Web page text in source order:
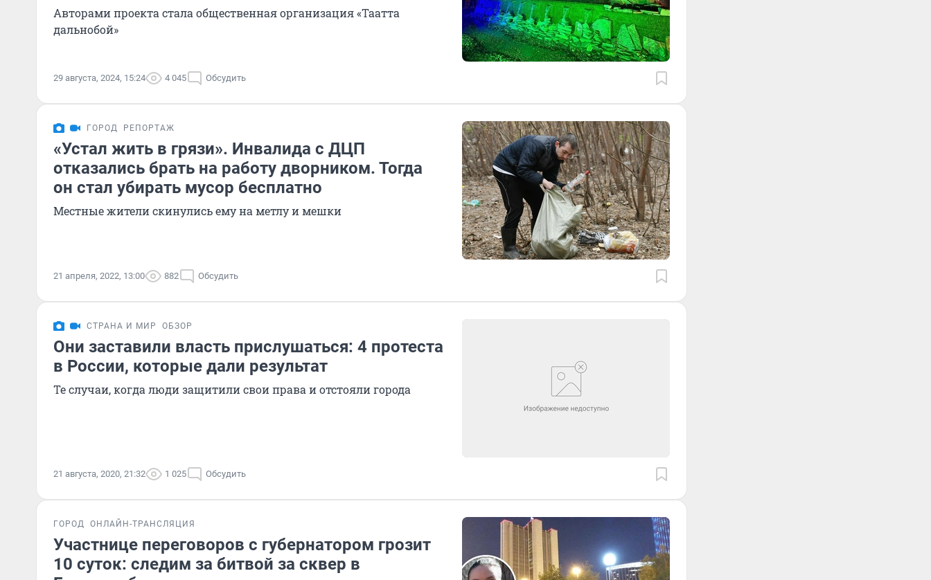
Авторами проекта стала общественная организация «Таатта
дальнобой»
29 августа, 2024, 15:24 4 045 Обсудить
ГОРОД РЕПОРТАЖ
«Устал жить в грязи». Инвалида с ДЦП
отказались брать на работу дворником. Тогда
он стал убирать мусор бесплатно
Местные жители скинулись ему на метлу и мешки
21 апреля, 2022, 13:00 882 Обсудить
СТРАНА И МИР ОБЗОР
Они заставили власть прислушаться: 4 протеста
в России, которые дали результат
Те случаи, когда люди защитили свои права и отстояли города
21 августа, 2020, 21:32 1 025 Обсудить
ГОРОД ОНЛАЙН-ТРАНСЛЯЦИЯ
Участнице переговоров с губернатором грозит
10 суток: следим за битвой за сквер в